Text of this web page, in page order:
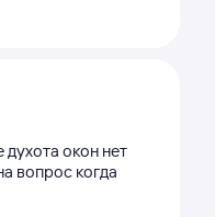
окон нет
вопрос когда